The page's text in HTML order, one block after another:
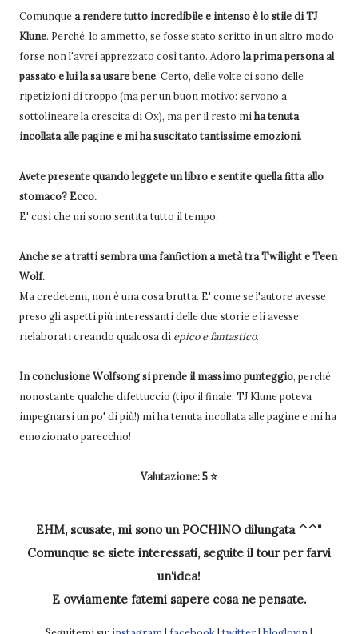
Comunquea rendere tutto incredibile e intenso è lo stile di TJ
Klune. Perché, lo ammetto, se fosse stato scritto in un altro modo
forse non l'avrei apprezzato così tanto. Adoro la prima persona al
passato e lui la sa usare bene. Certo, delle volte ci sono delle
ripetizioni di troppo (ma per un buon motivo: servono a
sottolineare la crescita di Ox), ma per il resto mi ha tenuta
incollata alle pagine e mi ha suscitato tantissime emozioni.
Avete presente quando leggete un libro e sentite quella fitta allo
stomaco? Ecco.
E' così che mi sono sentita tutto il tempo.
Anche se a tratti sembra una fanfiction a metà tra Twilight e Teen
Wolf.
Ma credetemi, non è una cosa brutta. E' come se l'autore avesse
preso gli aspetti più interessanti delle due storie e li avesse
rielaborati creando qualcosa di epico e fantastico.
In conclusione Wolfsong si prende il massimo punteggio, perché
nonostante qualche difettuccio (tipo il finale, TJ Klune poteva
impegnarsi un po' di più!) mi ha tenuta incollata alle pagine e mi ha
emozionato parecchio!
Valutazione: 5 ⭐
EHM, scusate, mi sono un POCHINO dilungata ^^"
Comunque se siete interessati, seguite il tour per farvi
un'idea!
E ovviamente fatemi sapere cosa ne pensate.